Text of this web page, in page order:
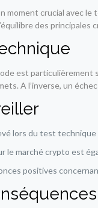
moment crucial avec
des principales
est particulièrement
A l’inverse, un
lors du test
le marché crypto est
positives